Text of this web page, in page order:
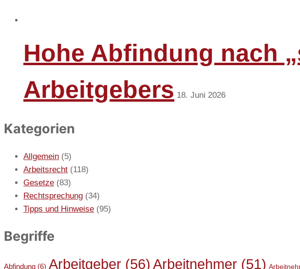
Hohe Abfindung nach
Arbeitgebers 18. Juni 2026
Kategorien
Allgemein (5)
Arbeitsrecht (118)
Gesetze (83)
Rechtsprechung (34)
Tipps und Hinweise (95)
Begriffe
Abfindung (6) Arbeitgeber (56) Arbeitnehmer (51)